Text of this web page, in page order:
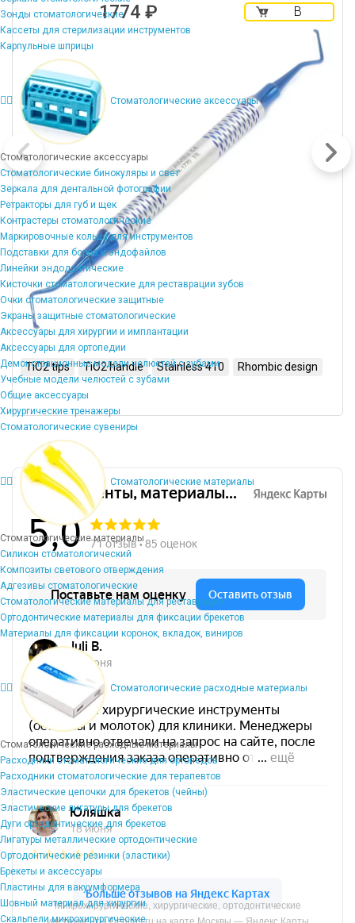
Зонды стоматологические
Кассеты для стерилизации инструментов
Карпульные шприцы
Стоматологические аксессуары
Стоматологические аксессуары
Стоматологические бинокуляры и свет
Зеркала для дентальной фотографии
Ретракторы для губ и щек
Контрастеры стоматологические
Маркировочные кольца для инструментов
Подставки для боров и эндофайлов
Линейки эндодонтические
Кисточки стоматологические для реставрации зубов
Очки стоматологические защитные
Экраны защитные стоматологические
Аксессуары для хирургии и имплантации
Аксессуары для ортопедии
Демонстрационные модели челюстей с зубами
Учебные модели челюстей с зубами
Общие аксессуары
Хирургические тренажеры
Стоматологические сувениры
Стоматологические материалы
Стоматологические материалы
Силикон стоматологический
Композиты светового отверждения
Адгезивы стоматологические
Стоматологические материалы для реставрации
Ортодонтические материалы для фиксации брекетов
Материалы для фиксации коронок, вкладок, виниров
Стоматологические расходные материалы
Стоматологические расходные материалы
Расходники стоматологические для ортопедов
Расходники стоматологические для терапевтов
Эластические цепочки для брекетов (чейны)
Эластические лигатуры для брекетов
Дуги ортодонтические для брекетов
Лигатуры металлические ортодонтические
Ортодонтические резинки (эластики)
Брекеты и аксессуары
Пластины для вакуумформера
Шовный материал для хирургии
Скальпели микрохирургические
1774 ₽
В
корзину
TiO2 tips TiO2 handle Stainless 410 Rhombic design
Микрохирургические, хирургические, ортодонтические